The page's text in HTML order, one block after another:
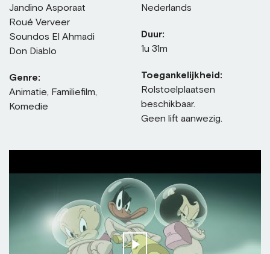
Jandino Asporaat
Roué Verveer
Soundos El Ahmadi
Don Diablo
Genre:
Animatie, Familiefilm,
Komedie
Nederlands
Duur:
1u 31m
Toegankelijkheid:
Rolstoelplaatsen
beschikbaar.
Geen lift aanwezig.